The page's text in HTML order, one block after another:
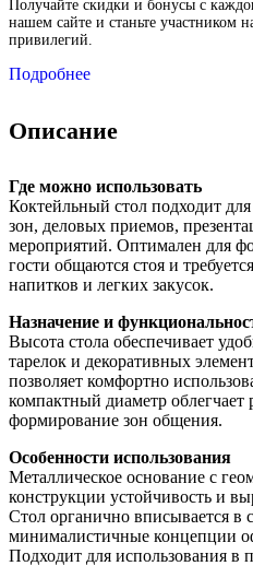
Получайте скидки и бонусы с
нашем сайте и станьте участником
привилегий.
Подробнее
Описание
Где можно использовать
Коктейльный стол подходит
зон, деловых приемов,
мероприятий. Оптимален для
гости общаются стоя и
напитков и легких закусок.
Назначение и
Высота стола обеспечивает
тарелок и декоративных
позволяет комфортно
компактный диаметр облегчает
формирование зон общения.
Особенности использования
Металлическое основание с
конструкции устойчивость и
Стол органично вписывается в
минималистичные концепции
Подходит для использования в